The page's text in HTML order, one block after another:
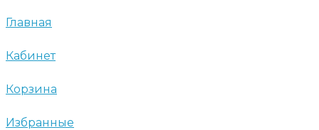
Главная
Кабинет
Корзина
Избранные